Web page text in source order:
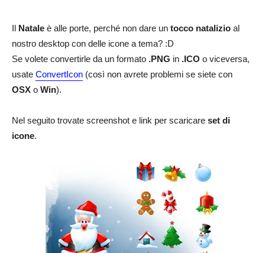
Il Natale è alle porte, perché non dare un tocco natalizio al
nostro desktop con delle icone a tema? :D
Se volete convertirle da un formato .PNG in .ICO o viceversa,
usate ConvertIcon (così non avrete problemi se siete con
OSX o Win).
Nel seguito trovate screenshot e link per scaricare set di
icone.